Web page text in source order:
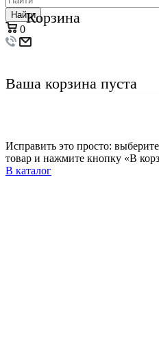
Найти
0
Корзина
Ваша корзина пуста
Исправить это просто:
товар и нажмите кнопку «В
В каталог